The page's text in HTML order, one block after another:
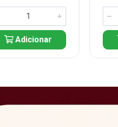
Adicionar